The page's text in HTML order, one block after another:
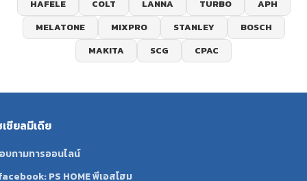
HAFELE
COLT LANNA TURBO
APH
MELATONE
MIXPRO STANLEY
BOSCH
MAKITA
SCG CPAC
เชียลมีเดีย
บถามทารออนไลน์
PS HOME พีเอสโฮม